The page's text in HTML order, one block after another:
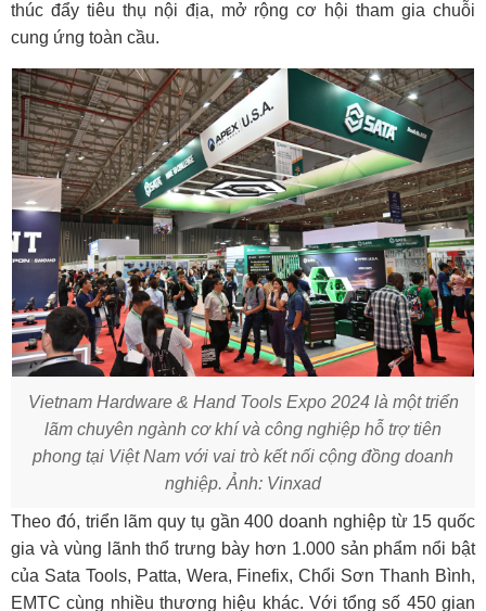
thúc đẩy tiêu thụ nội địa, mở rộng cơ hội tham gia chuỗi
cung ứng toàn cầu.
Vietnam Hardware & Hand Tools Expo 2024 là một triển
lãm chuyên ngành cơ khí và công nghiệp hỗ trợ tiên
phong tại Việt Nam với vai trò kết nối cộng đồng doanh
nghiệp. Ảnh: Vinxad
Theo đó, triển lãm quy tụ gần 400 doanh nghiệp từ 15 quốc
gia và vùng lãnh thổ trưng bày hơn 1.000 sản phẩm nổi bật
của Sata Tools, Patta, Wera, Finefix, Chổi Sơn Thanh Bình,
EMTC cùng nhiều thương hiệu khác. Với tổng số 450 gian